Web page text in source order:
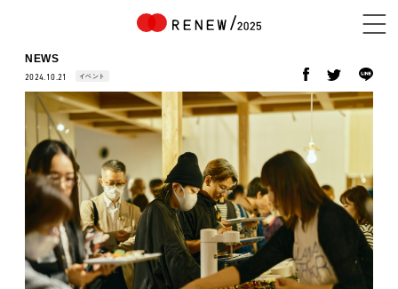
NEWS
ABOUT
CONTENTS
NEWS
2024.10.21 イベント